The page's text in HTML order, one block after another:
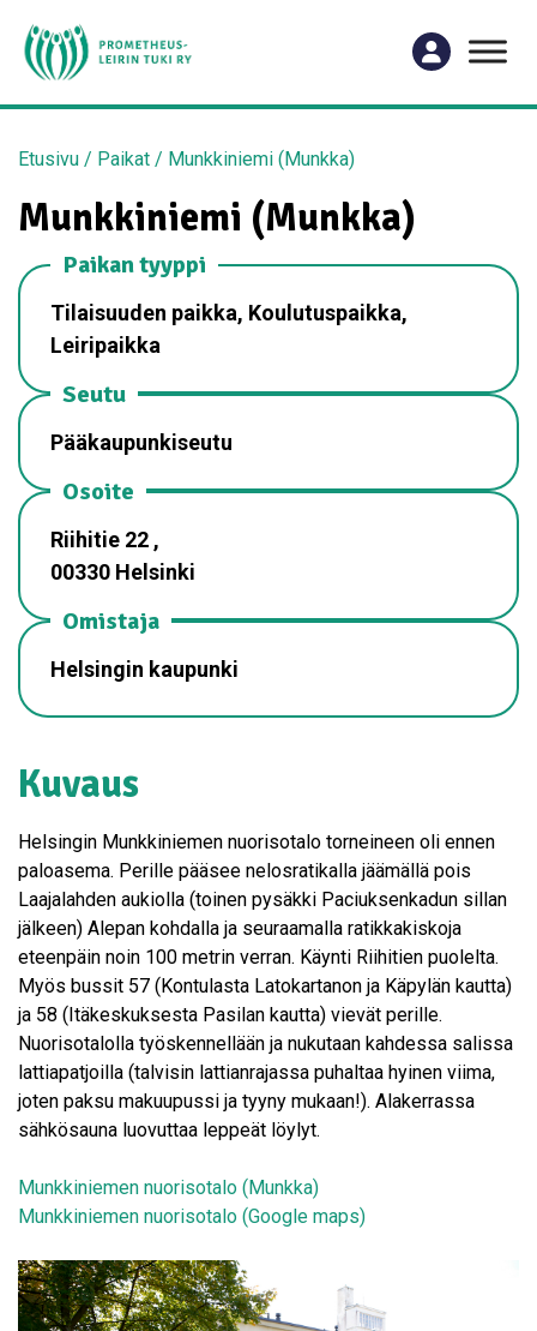
Etusivu / Paikat / Munkkiniemi (Munkka)
Munkkiniemi (Munkka)
Paikan tyyppi
Tilaisuuden paikka, Koulutuspaikka,
Leiripaikka
Seutu
Pääkaupunkiseutu
Osoite
Riihitie 22 ,
00330 Helsinki
Omistaja
Helsingin kaupunki
Kuvaus
Helsingin Munkkiniemen nuorisotalo torneineen oli ennen
paloasema. Perille pääsee nelosratikalla jäämällä pois
Laajalahden aukiolla (toinen pysäkki Paciuksenkadun sillan
jälkeen) Alepan kohdalla ja seuraamalla ratikkakiskoja
eteenpäin noin 100 metrin verran. Käynti Riihitien puolelta.
Myös bussit 57 (Kontulasta Latokartanon ja Käpylän kautta)
ja 58 (Itäkeskuksesta Pasilan kautta) vievät perille.
Nuorisotalolla työskennellään ja nukutaan kahdessa salissa
lattiapatjoilla (talvisin lattianrajassa puhaltaa hyinen viima,
joten paksu makuupussi ja tyyny mukaan!). Alakerrassa
sähkösauna luovuttaa leppeät löylyt.
Munkkiniemen nuorisotalo (Munkka)
Munkkiniemen nuorisotalo (Google maps)